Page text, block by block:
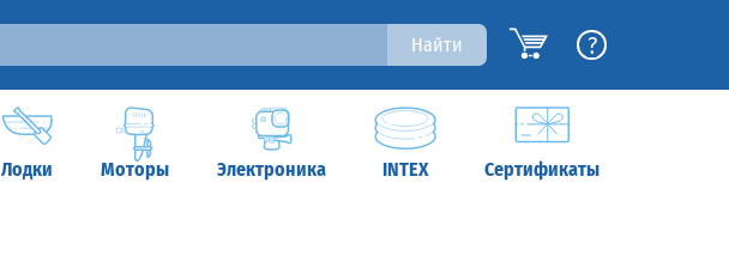
Найти ?
Лодки Моторы Электроника INTEX Сертификаты